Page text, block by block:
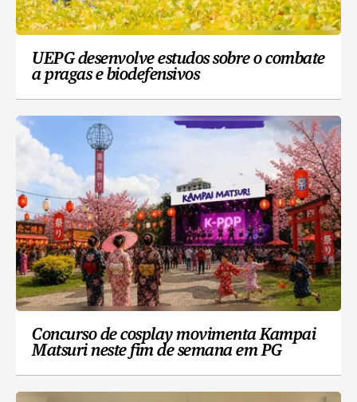
UEPG desenvolve estudos sobre o combate
a pragas e biodefensivos
Concurso de cosplay movimenta Kampai
Matsuri neste fim de semana em PG